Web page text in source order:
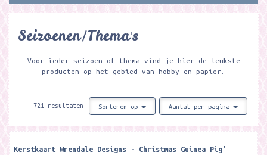
Seizoenen/Thema's
Voor ieder seizoen of thema vind je hier de leukste
producten op het gebied van hobby en papier.
721 resultaten Sorteren op Aantal per pagina
Kerstkaart Wrendale Designs - Christmas Guinea Pig'